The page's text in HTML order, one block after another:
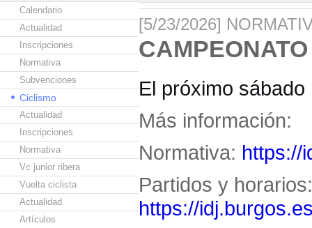
Calendario
Actualidad
Inscripciones
Normativa
Subvenciones
Ciclismo
Actualidad
Inscripciones
Normativa
Vc junior ribera
Vuelta ciclista
Actualidad
Artículos
[5/23/2026]
El próximo
Más información:
Normativa: https://
Partidos y horarios:
https://